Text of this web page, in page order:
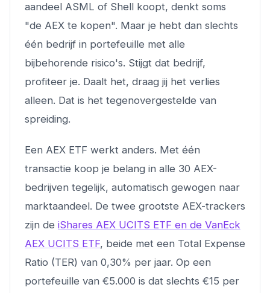
aandeel ASML of Shell koopt, denkt soms
"de AEX te kopen". Maar je hebt dan slechts
één bedrijf in portefeuille met alle
bijbehorende risico's. Stijgt dat bedrijf,
profiteer je. Daalt het, draag jij het verlies
alleen. Dat is het tegenovergestelde van
spreiding.
Een AEX ETF werkt anders. Met één
transactie koop je belang in alle 30 AEX-
bedrijven tegelijk, automatisch gewogen naar
marktaandeel. De twee grootste AEX-trackers
zijn de iShares AEX UCITS ETF en de VanEck
AEX UCITS ETF, beide met een Total Expense
Ratio (TER) van 0,30% per jaar. Op een
portefeuille van €5.000 is dat slechts €15 per